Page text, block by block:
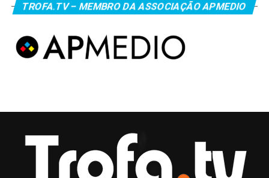
TROFA.TV – MEMBRO DA ASSOCIAÇÃO APMEDIO